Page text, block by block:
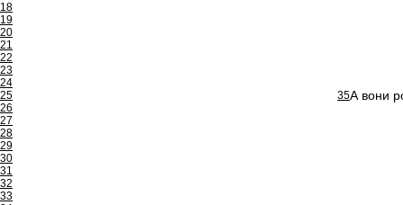
18
19
20
21
22
23
24
25
26
27
28
29
30
31
32
33
35А вони